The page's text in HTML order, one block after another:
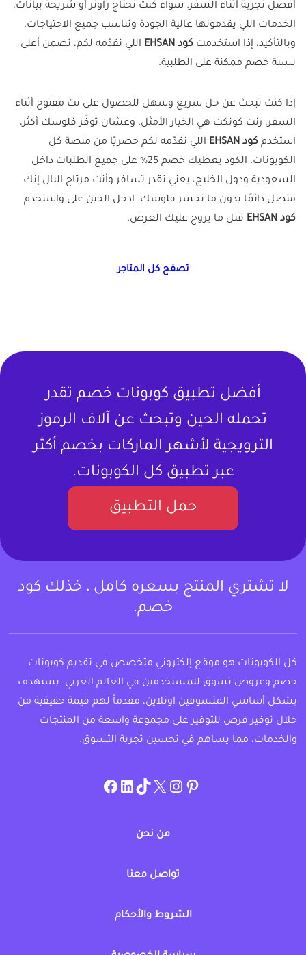
أفضل تجربة أثناء السفر. سواء كنت تحتاج راوتر أو شريحة بيانات،
الخدمات اللي يقدمونها عالية الجودة وتناسب جميع الاحتياجات.
وبالتأكيد، إذا استخدمت كود EHSAN
اللي نقدّمه لكم، تضمن أعلى
نسبة خصم ممكنة على الطلبية.
إذا كنت تبحث عن حل سريع وسهل للحصول على نت مفتوح أثناء
السفر، رنت كونكت هي الخيار الأمثل. وعشان توفّر فلوسك أكثر،
استخدم كود EHSAN
اللي نقدّمه لكم حصريًا من منصة كل
الكوبونات. الكود يعطيك خصم 25% على جميع الطلبات داخل
السعودية ودول الخليج، يعني تقدر تسافر وأنت مرتاح البال إنك
متصل دائمًا بدون ما تخسر فلوسك. ادخل الحين على واستخدم
كود EHSAN
قبل ما يروح عليك العرض.
تصفح كل المتاجر
أفضل تطبيق كوبونات خصم تقدر
تحمله الحين وتبحث عن آلاف الرموز
الترويجية لأشهر الماركات بخصم أكثر
عبر تطبيق كل الكوبونات.
حمل التطبيق
لا تشتري المنتج بسعره كامل ، خذلك كود
خصم.
كل الكوبونات هو موقع إلكتروني متخصص في تقديم كوبونات
خصم وعروض تسوق للمستخدمين في العالم العربي. يستهدف
بشكل أساسي المتسوقين اونلاين، مقدماً لهم قيمة حقيقية من
خلال توفير فرص للتوفير على مجموعة واسعة من المنتجات
والخدمات، مما يساهم في تحسين تجربة التسوق.
pinterest
allcouponat
twitter
TikTok
linkedin
facebook
من نحن
تواصل معنا
الشروط والأحكام